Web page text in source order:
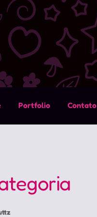
Portfolio Contato